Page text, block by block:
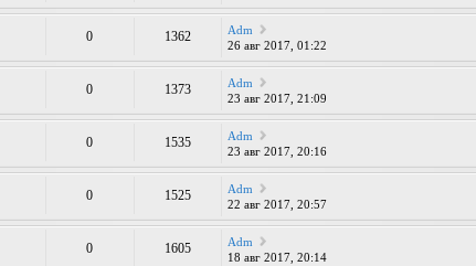
0 1362
Adm
26 авг 2017, 01:22
0 1373
Adm
23 авг 2017, 21:09
0 1535
Adm
23 авг 2017, 20:16
0 1525
Adm
22 авг 2017, 20:57
0 1605
Adm
18 авг 2017, 20:14